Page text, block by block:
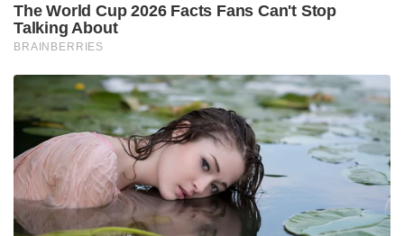
The World Cup 2026 Facts Fans Can't Stop
Talking About
BRAINBERRIES